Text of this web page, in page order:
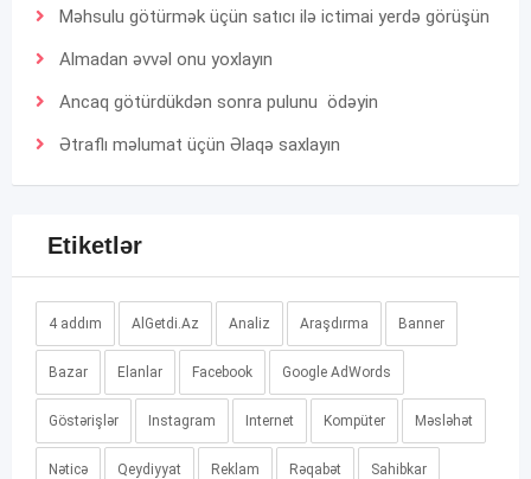
Məhsulu götürmək üçün satıcı ilə ictimai yerdə görüşün
Almadan əvvəl onu yoxlayın
Ancaq götürdükdən sonra pulunu ödəyin
Ətraflı məlumat üçün Əlaqə saxlayın
Etiketlər
4 addım AlGetdi.Az Analiz Araşdırma Banner
Bazar Elanlar Facebook Google AdWords
Göstərişlər Instagram Internet Kompüter Məsləhət
Nəticə Qeydiyyat Reklam Rəqabət Sahibkar